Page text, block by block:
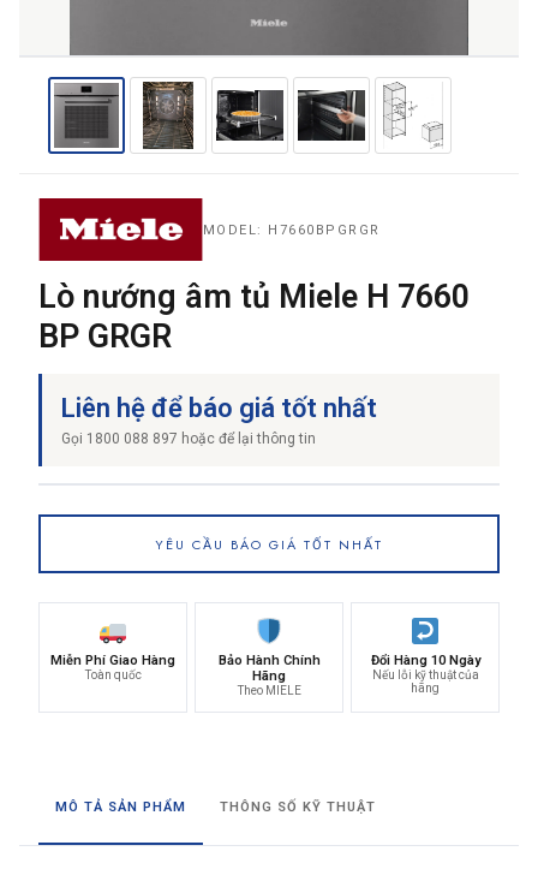
THƯƠNG HIỆU
→ GỬI YÊU CẦU BÁO GIÁ
MODEL: H7660BPGRGR
Lò nướng âm tủ Miele H 7660
BP GRGR
Liên hệ để báo giá tốt nhất
Gọi 1800 088 897 hoặc để lại thông tin
YÊU CẦU BÁO GIÁ TỐT NHẤT
Miễn Phí Giao Hàng
Toàn quốc
Bảo Hành Chính
Hãng
Theo MIELE
Đổi Hàng 10 Ngày
Nếu lỗi kỹ thuật của
hãng
MÔ TẢ SẢN PHẨM THÔNG SỐ KỸ THUẬT